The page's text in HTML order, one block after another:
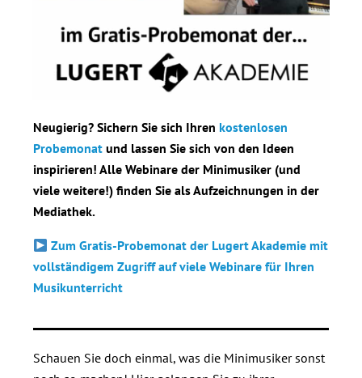
Neugierig? Sichern Sie sich Ihren kostenlosen
Probemonat und lassen Sie sich von den Ideen
inspirieren! Alle Webinare der Minimusiker (und
viele weitere!) finden Sie als Aufzeichnungen in der
Mediathek.
Zum Gratis-Probemonat der Lugert Akademie mit
vollständigem Zugriff auf viele Webinare für Ihren
Musikunterricht
Schauen Sie doch einmal, was die Minimusiker sonst